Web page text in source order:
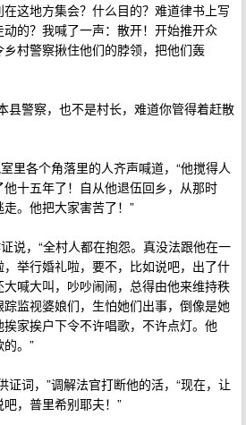
这地方集会？什么目的？难道律书上写
的？我喊了一声：散开！开始推开众
村警察揪住他们的脖领，把他们轰
县警察，也不是村长，难道你管得着赶散
里各个角落里的人齐声喊道，“他搅得人
十五年了！自从他退伍回乡，从那时
。他把大家害苦了！”
说，“全村人都在抱怨。真没法跟他在一
举行婚礼啦，要不，比如说吧，出了什
喊大叫，吵吵闹闹，总得由他来维持秩
监视婆娘们，生怕她们出事，倒像是她
家挨户下令不许唱歌，不许点灯。他
。”
证词，”调解法官打断他的活，“现在，让
，普里希别耶夫！”